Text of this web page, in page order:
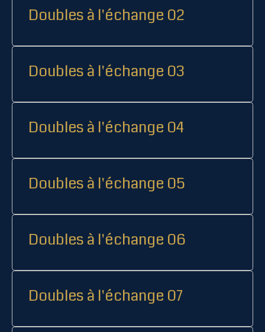
Doubles à l'échange 02
Doubles à l'échange 03
Doubles à l'échange 04
Doubles à l'échange 05
Doubles à l'échange 06
Doubles à l'échange 07